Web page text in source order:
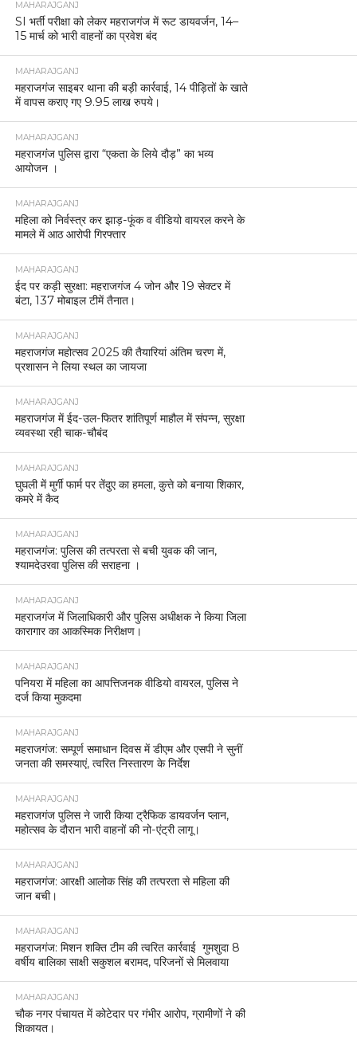
MAHARAJGANJ
SI भर्ती परीक्षा को लेकर महराजगंज में रूट डायवर्जन, 14–
15 मार्च को भारी वाहनों का प्रवेश बंद
MAHARAJGANJ
महराजगंज साइबर थाना की बड़ी कार्रवाई, 14 पीड़ितों के खाते
में वापस कराए गए 9.95 लाख रुपये।
MAHARAJGANJ
महराजगंज पुलिस द्वारा “एकता के लिये दौड़” का भव्य
आयोजन ।
MAHARAJGANJ
महिला को निर्वस्त्र कर झाड़-फूंक व वीडियो वायरल करने के
मामले में आठ आरोपी गिरफ्तार
MAHARAJGANJ
ईद पर कड़ी सुरक्षा: महराजगंज 4 जोन और 19 सेक्टर में
बंटा, 137 मोबाइल टीमें तैनात।
MAHARAJGANJ
महराजगंज महोत्सव 2025 की तैयारियां अंतिम चरण में,
प्रशासन ने लिया स्थल का जायजा
MAHARAJGANJ
महराजगंज में ईद-उल-फितर शांतिपूर्ण माहौल में संपन्न, सुरक्षा
व्यवस्था रही चाक-चौबंद
MAHARAJGANJ
घुघली में मुर्गी फार्म पर तेंदुए का हमला, कुत्ते को बनाया शिकार,
कमरे में कैद
MAHARAJGANJ
महराजगंज: पुलिस की तत्परता से बची युवक की जान,
श्यामदेउरवा पुलिस की सराहना ।
MAHARAJGANJ
महराजगंज में जिलाधिकारी और पुलिस अधीक्षक ने किया जिला
कारागार का आकस्मिक निरीक्षण।
MAHARAJGANJ
पनियरा में महिला का आपत्तिजनक वीडियो वायरल, पुलिस ने
दर्ज किया मुकदमा
MAHARAJGANJ
महराजगंज: सम्पूर्ण समाधान दिवस में डीएम और एसपी ने सुनीं
जनता की समस्याएं, त्वरित निस्तारण के निर्देश
MAHARAJGANJ
महराजगंज पुलिस ने जारी किया ट्रैफिक डायवर्जन प्लान,
महोत्सव के दौरान भारी वाहनों की नो-एंट्री लागू।
MAHARAJGANJ
महराजगंज: आरक्षी आलोक सिंह की तत्परता से महिला की
जान बची।
MAHARAJGANJ
महराजगंज: मिशन शक्ति टीम की त्वरित कार्रवाई गुमशुदा 8
वर्षीय बालिका साक्षी सकुशल बरामद, परिजनों से मिलवाया
MAHARAJGANJ
चौक नगर पंचायत में कोटेदार पर गंभीर आरोप, ग्रामीणों ने की
शिकायत।